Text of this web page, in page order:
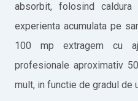
absorbit, folosind
experienta acumulata pe
100 mp extragem cu
profesionale aproximativ
mult, in functie de gradul de